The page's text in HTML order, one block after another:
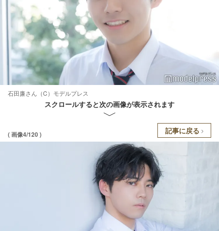
石田廉さん（C）モデルプレス
スクロールすると次の画像が表示されます
( 画像4/120 ) 記事に戻る